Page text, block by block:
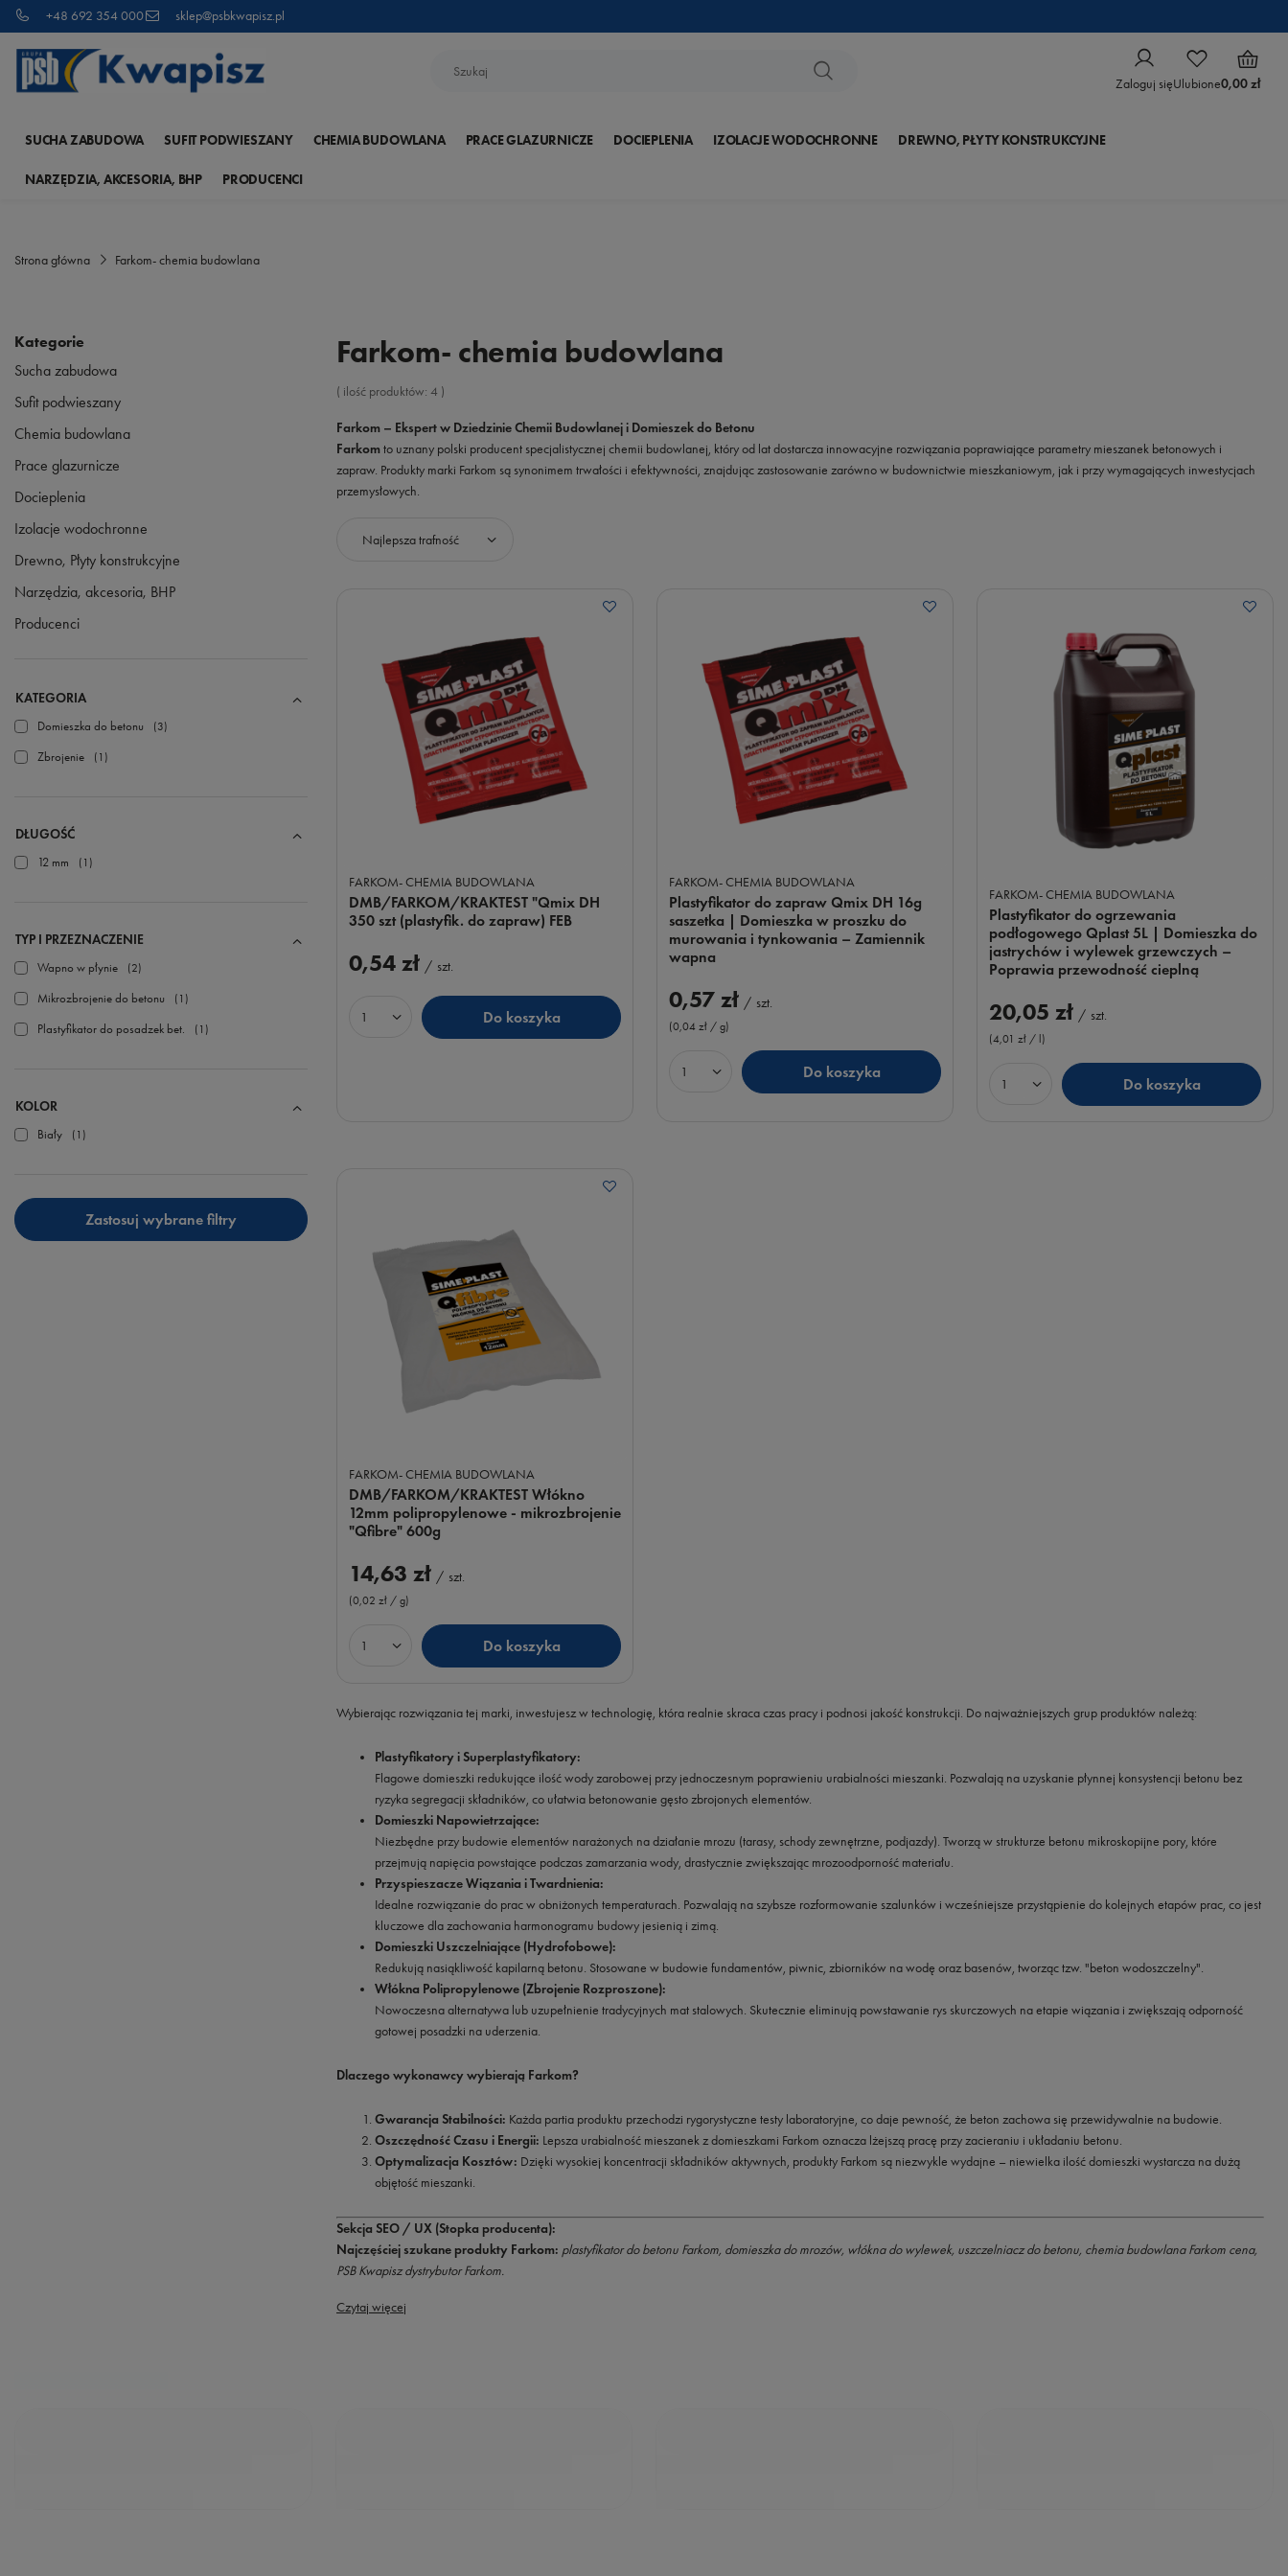
+48 692 354 000 sklep@psbkwapisz.pl
Zaloguj sięUlubione0,00 zł
SUCHA ZABUDOWA SUFIT PODWIESZANY CHEMIA BUDOWLANA PRACE GLAZURNICZE DOCIEPLENIA IZOLACJE WODOCHRONNE DREWNO, PŁYTY KONSTRUKCYJNE
NARZĘDZIA, AKCESORIA, BHP PRODUCENCI
Strona główna Farkom- chemia budowlana
Kategorie
Sucha zabudowa
Sufit podwieszany
Chemia budowlana
Prace glazurnicze
Docieplenia
Izolacje wodochronne
Drewno, Płyty konstrukcyjne
Narzędzia, akcesoria, BHP
Producenci
KATEGORIA
Domieszka do betonu 3
Zbrojenie 1
DŁUGOŚĆ
12 mm 1
TYP I PRZEZNACZENIE
Wapno w płynie 2
Mikrozbrojenie do betonu 1
Plastyfikator do posadzek bet. 1
KOLOR
Biały 1
Zastosuj wybrane filtry
Farkom- chemia budowlana
( ilość produktów: 4 )
Farkom – Ekspert w Dziedzinie Chemii Budowlanej i Domieszek do Betonu
Farkomto uznany polski producent specjalistycznej chemii budowlanej, który od lat dostarcza innowacyjne rozwiązania poprawiające parametry mieszanek betonowych i
zapraw. Produkty marki Farkom są synonimem trwałości i efektywności, znajdując zastosowanie zarówno w budownictwie mieszkaniowym, jak i przy wymagających inwestycjach
przemysłowych.
Zmień sortowanie
Najlepsza trafność
FARKOM- CHEMIA BUDOWLANA
DMB/FARKOM/KRAKTEST "Qmix DH
350 szt (plastyfik. do zapraw) FEB
0,54 zł / szt.
Ilość produktów Do koszyka
FARKOM- CHEMIA BUDOWLANA
Plastyfikator do zapraw Qmix DH 16g
saszetka | Domieszka w proszku do
murowania i tynkowania – Zamiennik
wapna
0,57 zł / szt.
(0,04 zł / g)
Ilość produktów Do koszyka
FARKOM- CHEMIA BUDOWLANA
Plastyfikator do ogrzewania
podłogowego Qplast 5L | Domieszka do
jastrychów i wylewek grzewczych –
Poprawia przewodność cieplną
20,05 zł / szt.
(4,01 zł / l )
Ilość produktów Do koszyka
FARKOM- CHEMIA BUDOWLANA
DMB/FARKOM/KRAKTEST Włókno
12mm polipropylenowe - mikrozbrojenie
"Qfibre" 600g
14,63 zł / szt.
(0,02 zł / g)
Ilość produktów Do koszyka
Wybierając rozwiązania tej marki, inwestujesz w technologię, która realnie skraca czas pracy i podnosi jakość konstrukcji. Do najważniejszych grup produktów należą:
Plastyfikatory i Superplastyfikatory:
Flagowe domieszki redukujące ilość wody zarobowej przy jednoczesnym poprawieniu urabialności mieszanki. Pozwalają na uzyskanie płynnej konsystencji betonu bez
ryzyka segregacji składników, co ułatwia betonowanie gęsto zbrojonych elementów.
Domieszki Napowietrzające:
Niezbędne przy budowie elementów narażonych na działanie mrozu (tarasy, schody zewnętrzne, podjazdy). Tworzą w strukturze betonu mikroskopijne pory, które
przejmują napięcia powstające podczas zamarzania wody, drastycznie zwiększając mrozoodporność materiału.
Przyspieszacze Wiązania i Twardnienia:
Idealne rozwiązanie do prac w obniżonych temperaturach. Pozwalają na szybsze rozformowanie szalunków i wcześniejsze przystąpienie do kolejnych etapów prac, co jest
kluczowe dla zachowania harmonogramu budowy jesienią i zimą.
Domieszki Uszczelniające (Hydrofobowe):
Redukują nasiąkliwość kapilarną betonu. Stosowane w budowie fundamentów, piwnic, zbiorników na wodę oraz basenów, tworząc tzw. "beton wodoszczelny".
Włókna Polipropylenowe (Zbrojenie Rozproszone):
Nowoczesna alternatywa lub uzupełnienie tradycyjnych mat stalowych. Skutecznie eliminują powstawanie rys skurczowych na etapie wiązania i zwiększają odporność
gotowej posadzki na uderzenia.
Dlaczego wykonawcy wybierają Farkom?
Gwarancja Stabilności: Każda partia produktu przechodzi rygorystyczne testy laboratoryjne, co daje pewność, że beton zachowa się przewidywalnie na budowie.
Oszczędność Czasu i Energii: Lepsza urabialność mieszanek z domieszkami Farkom oznacza lżejszą pracę przy zacieraniu i układaniu betonu.
Optymalizacja Kosztów: Dzięki wysokiej koncentracji składników aktywnych, produkty Farkom są niezwykle wydajne – niewielka ilość domieszki wystarcza na dużą
objętość mieszanki.
Sekcja SEO / UX (Stopka producenta):
Najczęściej szukane produkty Farkom: plastyfikator do betonu Farkom, domieszka do mrozów, włókna do wylewek, uszczelniacz do betonu, chemia budowlana Farkom cena,
PSB Kwapisz dystrybutor Farkom.
Czytaj więcej